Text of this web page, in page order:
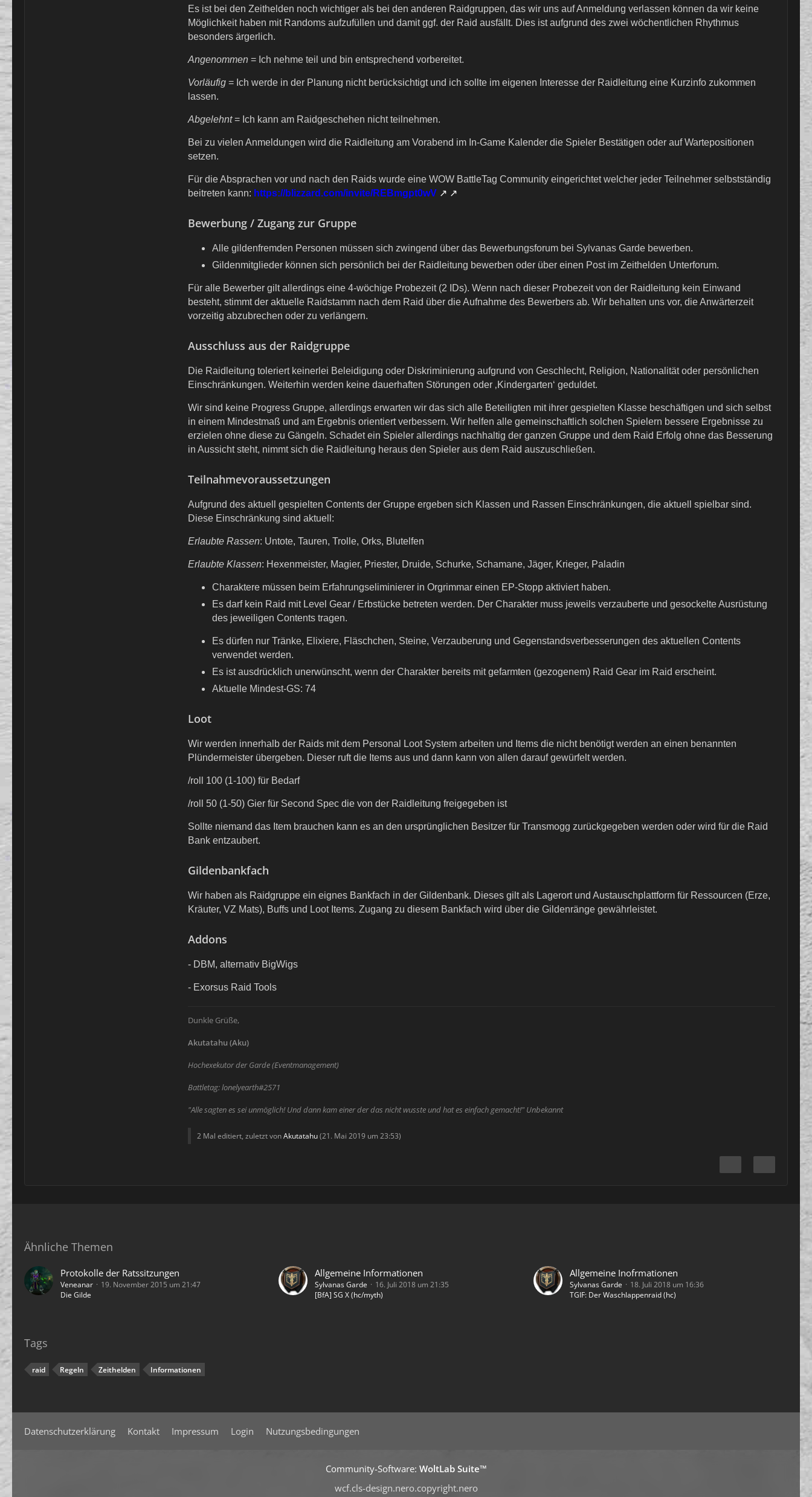
Es ist bei den Zeithelden noch wichtiger als bei den anderen Raidgruppen, das wir uns auf Anmeldung verlassen können da wir keine
Möglichkeit haben mit Randoms aufzufüllen und damit ggf. der Raid ausfällt. Dies ist aufgrund des zwei wöchentlichen Rhythmus
besonders ärgerlich.
Angenommen = Ich nehme teil und bin entsprechend vorbereitet.
Vorläufig = Ich werde in der Planung nicht berücksichtigt und ich sollte im eigenen Interesse der Raidleitung eine Kurzinfo zukommen
lassen.
Abgelehnt= Ich kann am Raidgeschehen nicht teilnehmen.
Bei zu vielen Anmeldungen wird die Raidleitung am Vorabend im In-Game Kalender die Spieler Bestätigen oder auf Wartepositionen
setzen.
Für die Absprachen vor und nach den Raids wurde eine WOW BattleTag Community eingerichtet welcher jeder Teilnehmer selbstständig
beitreten kann: https://blizzard.com/invite/REBmgpt0wV
Bewerbung / Zugang zur Gruppe
Alle gildenfremden Personen müssen sich zwingend über das Bewerbungsforum bei Sylvanas Garde bewerben.
Gildenmitglieder können sich persönlich bei der Raidleitung bewerben oder über einen Post im Zeithelden Unterforum.
Für alle Bewerber gilt allerdings eine 4-wöchige Probezeit (2 IDs). Wenn nach dieser Probezeit von der Raidleitung kein Einwand
besteht, stimmt der aktuelle Raidstamm nach dem Raid über die Aufnahme des Bewerbers ab. Wir behalten uns vor, die Anwärterzeit
vorzeitig abzubrechen oder zu verlängern.
Ausschluss aus der Raidgruppe
Die Raidleitung toleriert keinerlei Beleidigung oder Diskriminierung aufgrund von Geschlecht, Religion, Nationalität oder persönlichen
Einschränkungen. Weiterhin werden keine dauerhaften Störungen oder ‚Kindergarten‘ geduldet.
Wir sind keine Progress Gruppe, allerdings erwarten wir das sich alle Beteiligten mit ihrer gespielten Klasse beschäftigen und sich selbst
in einem Mindestmaß und am Ergebnis orientiert verbessern. Wir helfen alle gemeinschaftlich solchen Spielern bessere Ergebnisse zu
erzielen ohne diese zu Gängeln. Schadet ein Spieler allerdings nachhaltig der ganzen Gruppe und dem Raid Erfolg ohne das Besserung
in Aussicht steht, nimmt sich die Raidleitung heraus den Spieler aus dem Raid auszuschließen.
Teilnahmevoraussetzungen
Aufgrund des aktuell gespielten Contents der Gruppe ergeben sich Klassen und Rassen Einschränkungen, die aktuell spielbar sind.
Diese Einschränkung sind aktuell:
Erlaubte Rassen: Untote, Tauren, Trolle, Orks, Blutelfen
Erlaubte Klassen: Hexenmeister, Magier, Priester, Druide, Schurke, Schamane, Jäger, Krieger, Paladin
Charaktere müssen beim Erfahrungseliminierer in Orgrimmar einen EP-Stopp aktiviert haben.
Es darf kein Raid mit Level Gear / Erbstücke betreten werden. Der Charakter muss jeweils verzauberte und gesockelte Ausrüstung
des jeweiligen Contents tragen.
Es dürfen nur Tränke, Elixiere, Fläschchen, Steine, Verzauberung und Gegenstandsverbesserungen des aktuellen Contents
verwendet werden.
Es ist ausdrücklich unerwünscht, wenn der Charakter bereits mit gefarmten (gezogenem) Raid Gear im Raid erscheint.
Aktuelle Mindest-GS: 74
Loot
Wir werden innerhalb der Raids mit dem Personal Loot System arbeiten und Items die nicht benötigt werden an einen benannten
Plündermeister übergeben. Dieser ruft die Items aus und dann kann von allen darauf gewürfelt werden.
/roll 100 (1-100) für Bedarf
/roll 50 (1-50) Gier für Second Spec die von der Raidleitung freigegeben ist
Sollte niemand das Item brauchen kann es an den ursprünglichen Besitzer für Transmogg zurückgegeben werden oder wird für die Raid
Bank entzaubert.
Gildenbankfach
Wir haben als Raidgruppe ein eignes Bankfach in der Gildenbank. Dieses gilt als Lagerort und Austauschplattform für Ressourcen (Erze,
Kräuter, VZ Mats), Buffs und Loot Items. Zugang zu diesem Bankfach wird über die Gildenränge gewährleistet.
Addons
- DBM, alternativ BigWigs
- Exorsus Raid Tools
Dunkle Grüße,
Akutatahu (Aku)
Hochexekutor der Garde (Eventmanagement)
Battletag: lonelyearth#2571
"Alle sagten es sei unmöglich! Und dann kam einer der das nicht wusste und hat es einfach gemacht!" Unbekannt
2 Mal editiert, zuletzt vonAkutatahu(21. Mai 2019 um 23:53)
Ähnliche Themen
Protokolle der Ratssitzungen
Veneanar
19. November 2015 um 21:47
Die Gilde
Allgemeine Informationen
Sylvanas Garde
16. Juli 2018 um 21:35
[BfA] SG X (hc/myth)
Allgemeine Inofrmationen
Sylvanas Garde
18. Juli 2018 um 16:36
TGIF: Der Waschlappenraid (hc)
Tags
raid Regeln Zeithelden Informationen
Datenschutzerklärung Kontakt Impressum Login Nutzungsbedingungen
Community-Software: WoltLab Suite™
wcf.cls-design.nero.copyright.nero